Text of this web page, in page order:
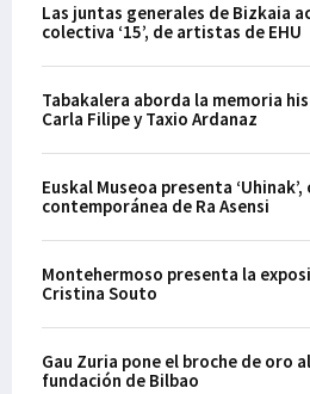
Las juntas generales de Bizkaia
colectiva ‘15’, de artistas de EHU
Tabakalera aborda la memoria
Carla Filipe y Taxio Ardanaz
Euskal Museoa presenta ‘Uhinak’,
contemporánea de Ra Asensi
Montehermoso presenta la
Cristina Souto
Gau Zuria pone el broche de oro
fundación de Bilbao